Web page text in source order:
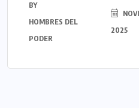
BY
HOMBRES DEL
PODER
2025